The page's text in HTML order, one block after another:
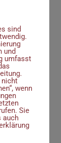
sind
und
umfasst
nicht
wenn
Sie
auch